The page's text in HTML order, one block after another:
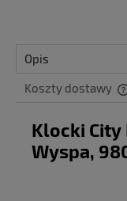
Opis
Koszty dostawy
Cena nie zawiera
Klocki City
Wyspa,